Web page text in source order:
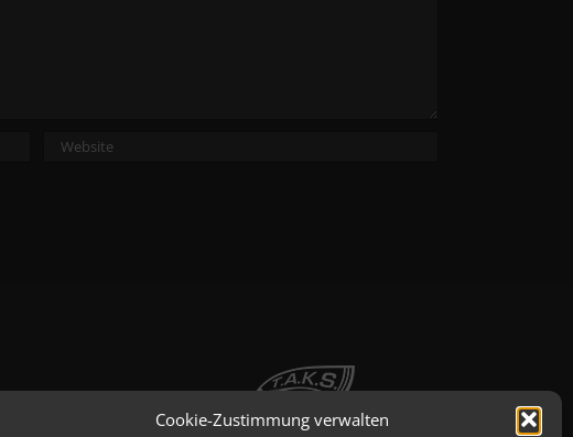
Cookie-Zustimmung verwalten